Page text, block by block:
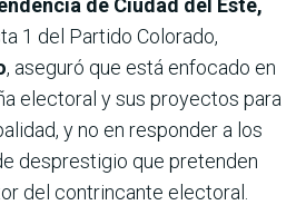
de Ciudad del Este,
1 del Partido Colorado,
, aseguró que está enfocado en
electoral y sus proyectos para
y no en responder a los
desprestigio que pretenden
del contrincante electoral.